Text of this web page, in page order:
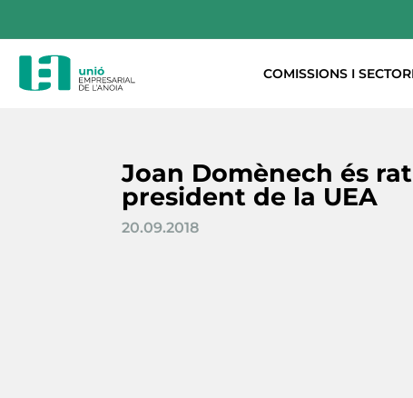
COMISSIONS I
Joan Domènech és
president de la UEA
20.09.2018